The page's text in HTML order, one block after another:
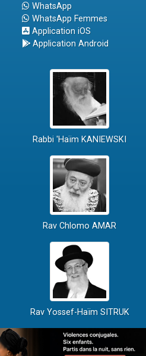
WhatsApp
WhatsApp Femmes
Application iOS
Application Android
Rabbi 'Haïm KANIEWSKI
Rav Chlomo AMAR
Rav Yossef-Haïm SITRUK